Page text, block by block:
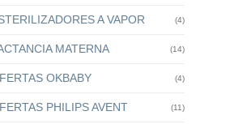
A VAPOR (4)
MATERNA (14)
OKBABY (4)
PHILIPS AVENT (11)